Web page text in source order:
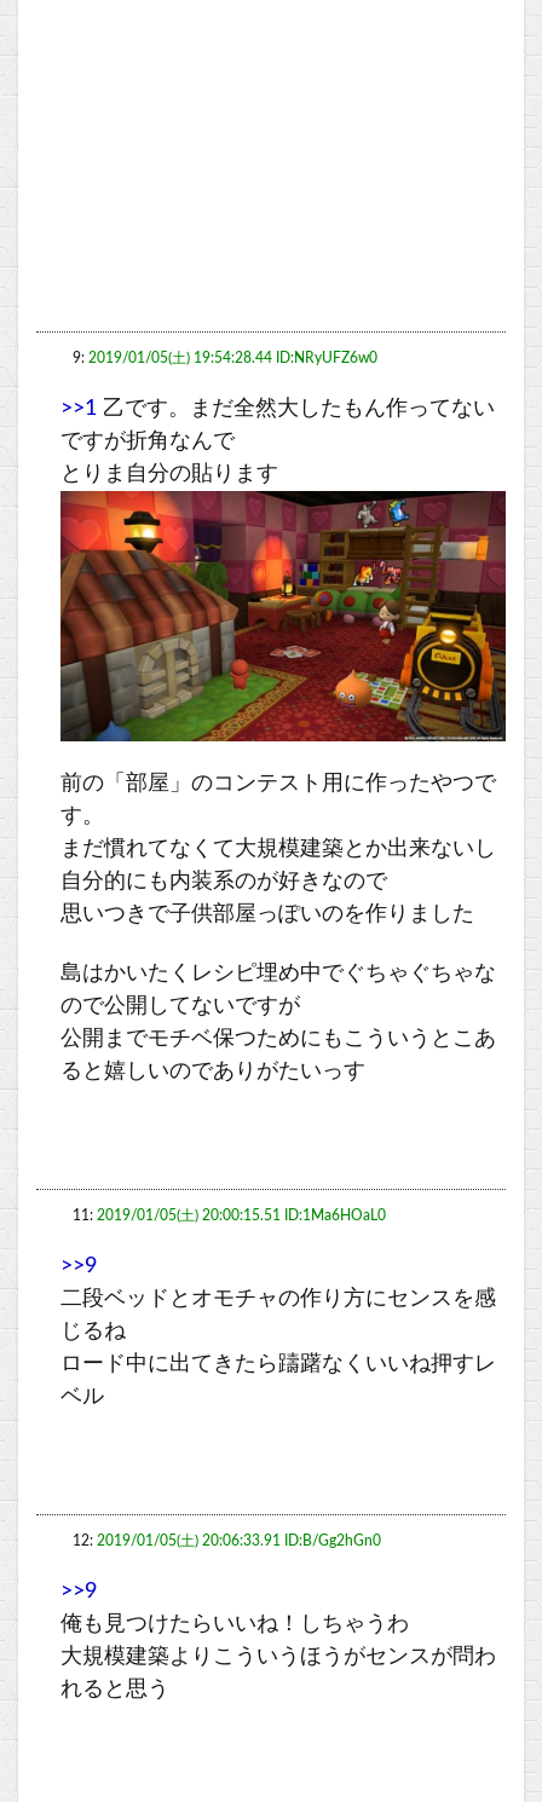
9: 2019/01/05(土) 19:54:28.44 ID:NRyUFZ6w0
>>1 乙です。まだ全然大したもん作ってない
ですが折角なんで
とりま自分の貼ります
前の「部屋」のコンテスト用に作ったやつで
す。
まだ慣れてなくて大規模建築とか出来ないし
自分的にも内装系のが好きなので
思いつきで子供部屋っぽいのを作りました
島はかいたくレシピ埋め中でぐちゃぐちゃな
ので公開してないですが
公開までモチベ保つためにもこういうとこあ
ると嬉しいのでありがたいっす
11: 2019/01/05(土) 20:00:15.51 ID:1Ma6HOaL0
>>9
二段ベッドとオモチャの作り方にセンスを感
じるね
ロード中に出てきたら躊躇なくいいね押すレ
ベル
12: 2019/01/05(土) 20:06:33.91 ID:B/Gg2hGn0
>>9
俺も見つけたらいいね！しちゃうわ
大規模建築よりこういうほうがセンスが問わ
れると思う